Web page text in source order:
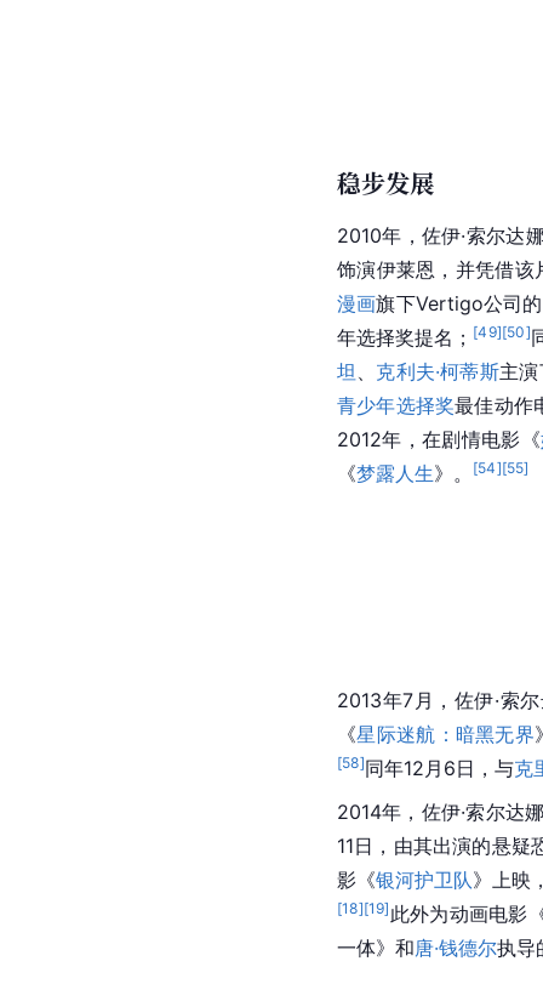
稳步发展
2010年，佐伊·索尔达
饰演伊莱恩，并凭借该
漫画旗下Vertigo公司
年选择奖提名； [49][50]
坦
克利夫·柯蒂斯主演
青少年选择奖最佳动作
2012年，在剧情电影《
《梦露人生》。 [54][55]
2013年7月，佐伊·索
《星际迷航：暗黑无界
[58]同年12月6日，与克
2014年，佐伊·索尔达
11日，由其出演的悬疑
影《银河护卫队》上映
[18][19] 此外为动画电影
一体》和唐·钱德尔执导